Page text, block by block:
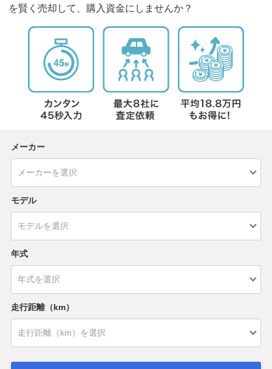
を賢く売却して、購入資金にしませんか？
メーカー
モデル
年式
走行距離（km）